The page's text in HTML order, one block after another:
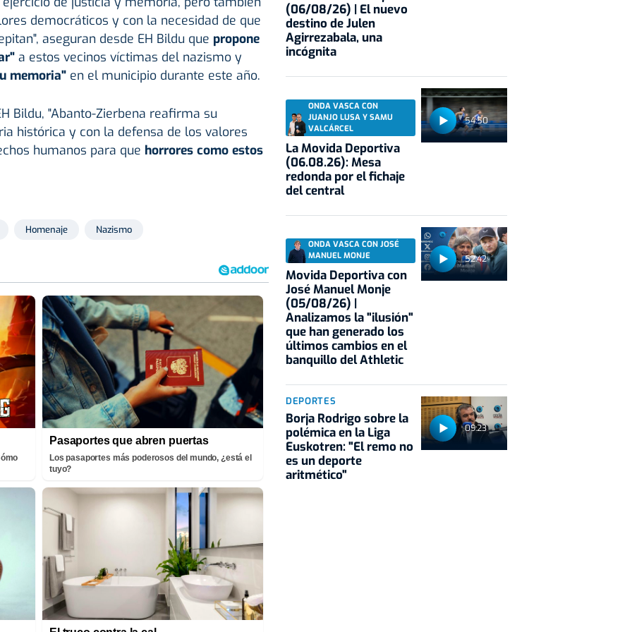
democráticos y con la necesidad de que
aseguran desde EH Bildu que propone
a estos vecinos víctimas del nazismo y
memoria"en el municipio durante este año.
Bildu, "Abanto-Zierbena reafirma su
histórica y con la defensa de los valores
humanos para que horrores como estos
Homenaje Nazismo
Pasaportes que abren puertas
Los pasaportes más poderosos del mundo, ¿está el
tuyo?
(06/08/26) | El nuevo
destino de Julen
Agirrezabala, una
incógnita
54:50
ONDA VASCA CON
JUANJO LUSA Y SAMU
VALCÁRCEL
La Movida Deportiva
(06.08.26): Mesa
redonda por el fichaje
del central
52:42
ONDA VASCA CON JOSÉ
MANUEL MONJE
Movida Deportiva con
José Manuel Monje
(05/08/26) |
Analizamos la "ilusión"
que han generado los
últimos cambios en el
banquillo del Athletic
09:23
DEPORTES
Borja Rodrigo sobre la
polémica en la Liga
Euskotren: "El remo no
es un deporte
aritmético"